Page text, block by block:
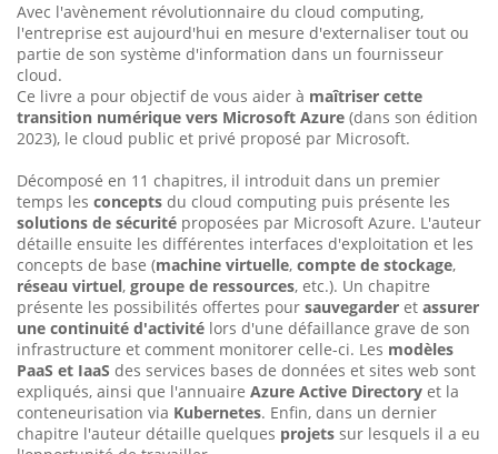
Avec l'avènement révolutionnaire du cloud computing,
l'entreprise est aujourd'hui en mesure d'externaliser tout ou
partie de son système d'information dans un fournisseur
cloud.
Ce livre a pour objectif de vous aider à maîtriser cette
transition numérique vers Microsoft Azure (dans son édition
2023), le cloud public et privé proposé par Microsoft.
Décomposé en 11 chapitres, il introduit dans un premier
temps les concepts du cloud computing puis présente les
solutions de sécurité proposées par Microsoft Azure. L'auteur
détaille ensuite les différentes interfaces d'exploitation et les
concepts de base (machine virtuelle, compte de stockage,
réseau virtuel, groupe de ressources, etc.). Un chapitre
présente les possibilités offertes pour sauvegarder et assurer
une continuité d'activité lors d'une défaillance grave de son
infrastructure et comment monitorer celle-ci. Les modèles
PaaS et IaaS des services bases de données et sites web sont
expliqués, ainsi que l'annuaire Azure Active Directory et la
conteneurisation via Kubernetes. Enfin, dans un dernier
chapitre l'auteur détaille quelques projets sur lesquels il a eu